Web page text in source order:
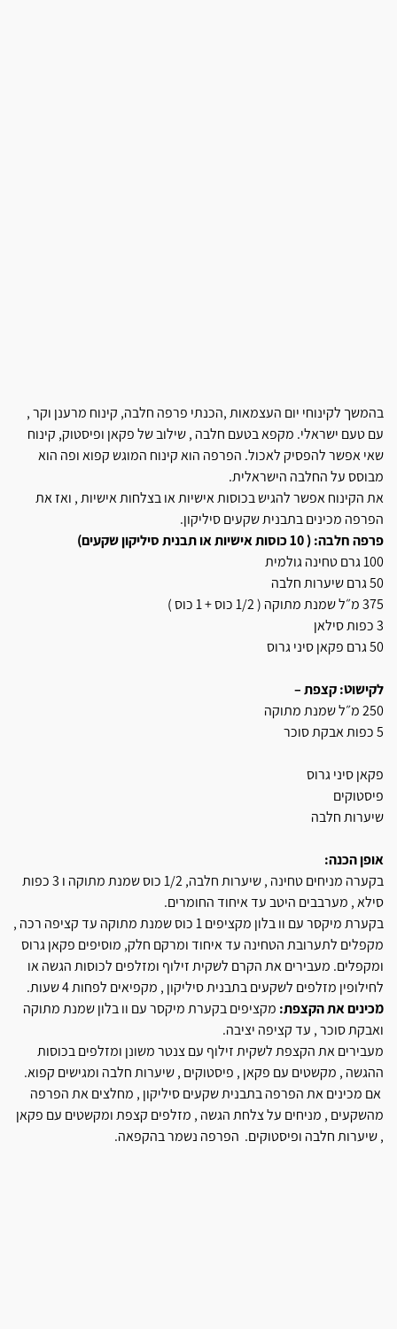
בהמשך לקינוחי יום העצמאות ,הכנתי פרפה חלבה, קינוח מרענן וקר ,
עם טעם ישראלי. מקפא בטעם חלבה , שילוב של פקאן ופיסטוק, קינוח
שאי אפשר להפסיק לאכול. הפרפה הוא קינוח המוגש קפוא ופה הוא
מבוסס על החלבה הישראלית.
את הקינוח אפשר להגיש בכוסות אישיות או בצלחות אישיות , ואז את
הפרפה מכינים בתבנית שקעים סיליקון.
פרפה חלבה: ( 10 כוסות אישיות או תבנית סיליקון שקעים)
100 גרם טחינה גולמית
50 גרם שיערות חלבה
375 מ״ל שמנת מתוקה ( 1/2 כוס + 1 כוס )
3 כפות סילאן
50 גרם פקאן סיני גרוס
לקישוט: קצפת –
250 מ״ל שמנת מתוקה
5 כפות אבקת סוכר
פקאן סיני גרוס
פיסטוקים
שיערות חלבה
אופן הכנה:
בקערה מניחים טחינה , שיערות חלבה, 1/2 כוס שמנת מתוקה ו 3 כפות
סילא , מערבבים היטב עד איחוד החומרים.
בקערת מיקסר עם וו בלון מקציפים 1 כוס שמנת מתוקה עד קציפה רכה ,
מקפלים לתערובת הטחינה עד איחוד ומרקם חלק, מוסיפים פקאן גרוס
ומקפלים. מעבירים את הקרם לשקית זילוף ומזלפים לכוסות הגשה או
לחילופין מזלפים לשקעים בתבנית סיליקון , מקפיאים לפחות 4 שעות.
מכינים את הקצפת: מקציפים בקערת מיקסר עם וו בלון שמנת מתוקה
ואבקת סוכר , עד קציפה יציבה.
מעבירים את הקצפת לשקית זילוף עם צנטר משונן ומזלפים בכוסות
ההגשה , מקשטים עם פקאן , פיסטוקים , שיערות חלבה ומגישים קפוא.
אם מכינים את הפרפה בתבנית שקעים סיליקון , מחלצים את הפרפה
מהשקעים , מניחים על צלחת הגשה , מזלפים קצפת ומקשטים עם פקאן
, שיערות חלבה ופיסטוקים. הפרפה נשמר בהקפאה.